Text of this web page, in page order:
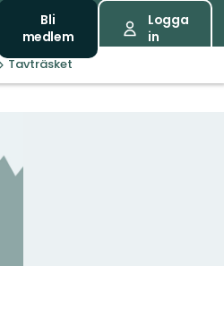
Bli
medlem
Logga
in
Tavträsket